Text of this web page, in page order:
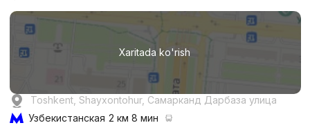
Xaritada ko'rish
Toshkent, Shayxontohur, Самарканд Дарбаза улица
Узбекистанская 2 км 8 мин